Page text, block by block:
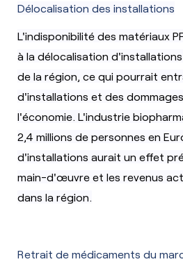
Délocalisation des installations
L'indisponibilité des matériaux
à la délocalisation
de la région, ce qui pourrait
d'installations et des
l'économie. L'industrie
2,4 millions de personnes en
d'installations aurait un effet
main-d'œuvre et les revenus
dans la région.
Retrait de médicaments du